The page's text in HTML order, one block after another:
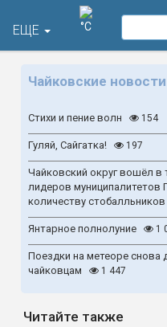
ЕЩЕ °C
Чайковские новости
Стихи и пение волн 154
Гуляй, Сайгатка! 197
Чайковский округ вошёл в
лидеров муниципалитетов
количеству
Янтарное полнолуние 1
Поездки на метеоре снова
чайковцам
1 447
Читайте также